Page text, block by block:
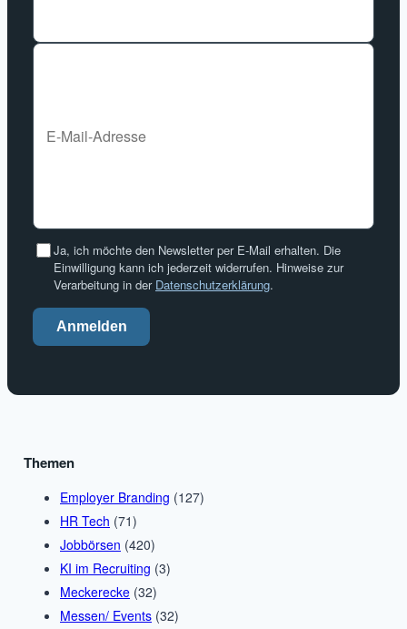
Ja, ich möchte den Newsletter per E-Mail erhalten. Die
Einwilligung kann ich jederzeit widerrufen. Hinweise zur
Verarbeitung in der Datenschutzerklärung.
Anmelden
Themen
Employer Branding (127)
HR Tech (71)
Jobbörsen (420)
KI im Recruiting (3)
Meckerecke (32)
Messen/ Events (32)